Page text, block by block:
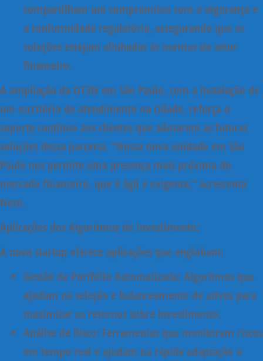
compartilham um compromisso com a segurança e
a conformidade regulatória, assegurando que as
soluções estejam alinhadas às normas do setor
financeiro.
A ampliação da OT3N em São Paulo, com a instalação de
um escritório de atendimento na cidade, reforça o
suporte contínuo aos clientes que adotarem as futuras
soluções dessa parceria. “Nossa nova unidade em São
Paulo nos permite uma presença mais próxima do
mercado financeiro, que é ágil e exigente,”acrescenta
Neto.
Aplicações dos Algoritmos de Investimento:
A nova startup oferece aplicações que englobam:
Gestão de Portfólio Automatizada: Algoritmos que
ajudam na seleção e balanceamento de ativos para
maximizar os retornos sobre investimento.
Análise de Risco: Ferramentas que monitoram riscos
em tempo real e ajudam na rápida adaptação a